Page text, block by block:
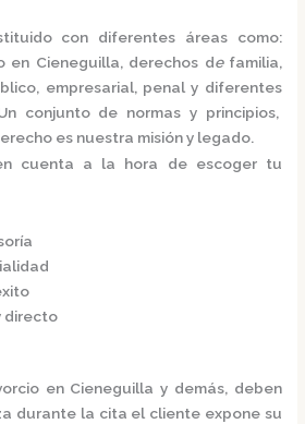
con diferentes áreas como:
en Cieneguilla, derechos de familia,
empresarial, penal y diferentes
conjunto de normas y principios,
es nuestra misión y legado.
cuenta a la hora de escoger tu
directo
en Cieneguillay demás, deben
durante la cita el cliente expone su